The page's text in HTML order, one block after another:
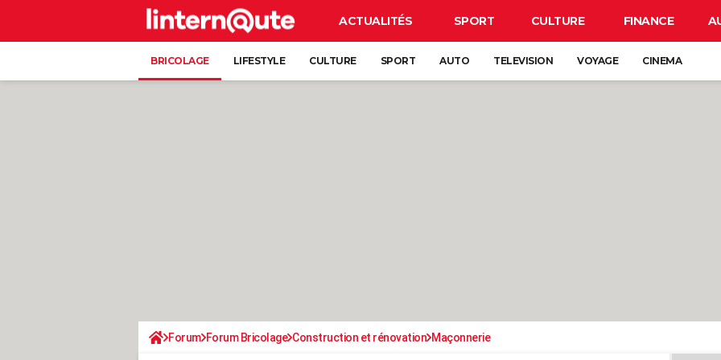
ACTUALITÉS SPORT CULTURE FINANCE
BRICOLAGE LIFESTYLE CULTURE SPORT AUTO TELEVISION VOYAGE CINEMA
Forum Forum Bricolage Construction et rénovation Maçonnerie